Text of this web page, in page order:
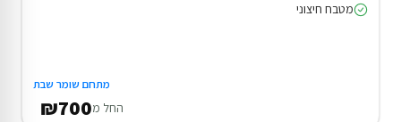
מטבח חיצוני
מתחם שומר שבת
החל מ₪700